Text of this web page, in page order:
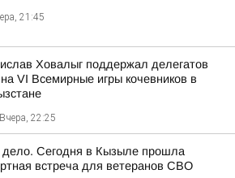
21:45
Ховалыг поддержал делегатов
VI Всемирные игры кочевников в
Вчера, 22:25
Сегодня в Кызыле прошла
встреча для ветеранов СВО